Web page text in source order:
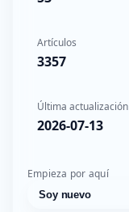
Artículos
3357
Última actualización
2026-07-13
Empieza por aquí
Soy nuevo